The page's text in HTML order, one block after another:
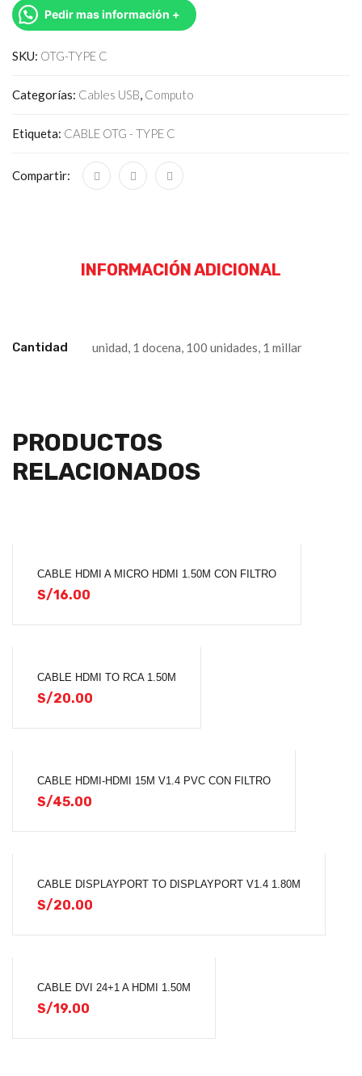
Pedir mas información +
SKU: OTG-TYPE C
Categorías: Cables USB, Computo
Etiqueta: CABLE OTG - TYPE C
Compartir:
INFORMACIÓN ADICIONAL
Cantidad unidad, 1 docena, 100 unidades, 1 millar
PRODUCTOS
RELACIONADOS
CABLE HDMI A MICRO HDMI 1.50M CON FILTRO
S/16.00
CABLE HDMI TO RCA 1.50M
S/20.00
CABLE HDMI-HDMI 15M V1.4 PVC CON FILTRO
S/45.00
CABLE DISPLAYPORT TO DISPLAYPORT V1.4 1.80M
S/20.00
CABLE DVI 24+1 A HDMI 1.50M
S/19.00